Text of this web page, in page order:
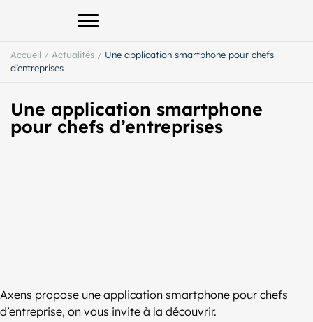
Afficher le menu principal
Accueil / Actualités / Une application smartphone pour chefs
d’entreprises
Une application smartphone
pour chefs d’entreprises
Axens propose une application smartphone pour chefs
d’entreprise, on vous invite à la découvrir.